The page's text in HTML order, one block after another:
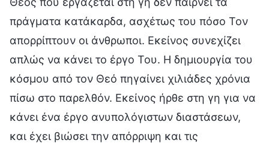
πράγματα κατάκαρδα, ασχέτως του πόσο Τον
απορρίπτουν οι άνθρωποι. Εκείνος συνεχίζει
απλώς να κάνει το έργο Του. Η δημιουργία του
κόσμου από τον Θεό πηγαίνει χιλιάδες χρόνια
πίσω στο παρελθόν. Εκείνος ήρθε στη γη για να
κάνει ένα έργο ανυπολόγιστων διαστάσεων,
και έχει βιώσει την απόρριψη και τις